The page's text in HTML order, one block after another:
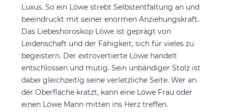
Luxus. So ein Löwe strebt Selbstentfaltung an und
beeindruckt mit seiner enormen Anziehungskraft.
Das Liebeshoroskop Löwe ist geprägt von
Leidenschaft und der Fähigkeit, sich für vieles zu
begeistern. Der extrovertierte Löwe handelt
entschlossen und mutig. Sein unbändiger Stolz ist
dabei gleichzeitig seine verletzliche Seite. Wer an
der Oberfläche kratzt, kann eine Löwe Frau oder
einen Löwe Mann mitten ins Herz treffen.